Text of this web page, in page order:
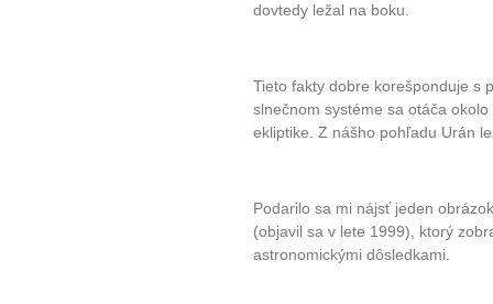
dovtedy ležal na boku.
Tieto fakty dobre korešponduje s
slnečnom systéme sa otáča
ekliptike. Z nášho pohľadu Urán
Podarilo sa mi nájsť jeden
(objavil sa v lete 1999), ktorý
astronomickými dôsledkami.